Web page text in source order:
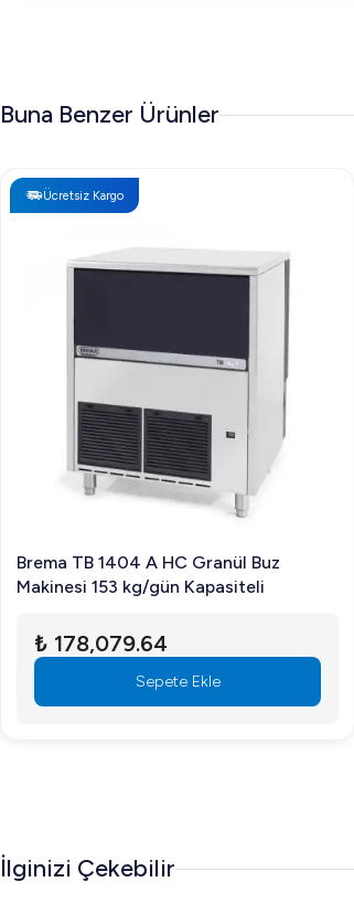
Buna Benzer Ürünler
Ücretsiz Kargo
Brema TB 1404 A HC Granül Buz
Makinesi 153 kg/gün Kapasiteli
₺ 178,079.64
Sepete Ekle
İlginizi Çekebilir